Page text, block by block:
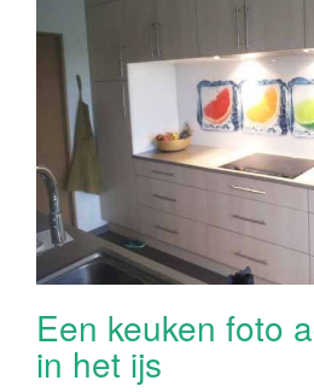
Een keuken foto
in het ijs